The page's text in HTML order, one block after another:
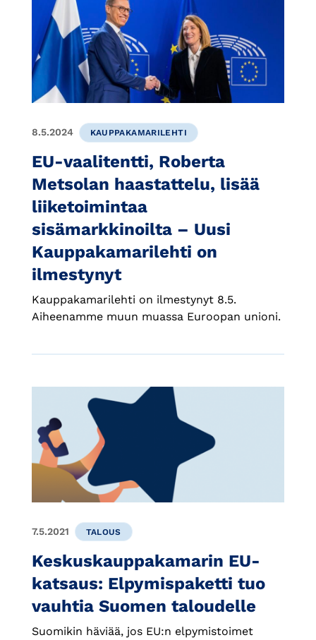
8.5.2024 KAUPPAKAMARILEHTI
EU-vaalitentti, Roberta
Metsolan haastattelu, lisää
liiketoimintaa
sisämarkkinoilta – Uusi
Kauppakamarilehti on
ilmestynyt
Kauppakamarilehti on ilmestynyt 8.5.
Aiheenamme muun muassa Euroopan unioni.
7.5.2021 TALOUS
Keskuskauppakamarin EU-
katsaus: Elpymispaketti tuo
vauhtia Suomen taloudelle
Suomikin häviää, jos EU:n elpymistoimet